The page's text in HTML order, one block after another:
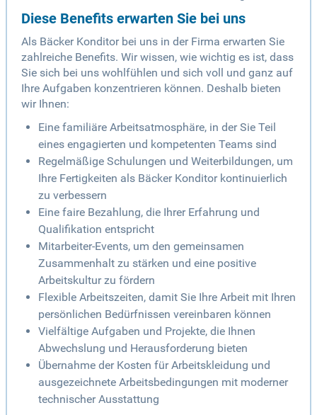
Diese Benefits erwarten Sie bei uns
Als Bäcker Konditor bei uns in der Firma erwarten Sie
zahlreiche Benefits. Wir wissen, wie wichtig es ist, dass
Sie sich bei uns wohlfühlen und sich voll und ganz auf
Ihre Aufgaben konzentrieren können. Deshalb bieten
wir Ihnen:
Eine familiäre Arbeitsatmosphäre, in der Sie Teil
eines engagierten und kompetenten Teams sind
Regelmäßige Schulungen und Weiterbildungen, um
Ihre Fertigkeiten als Bäcker Konditor kontinuierlich
zu verbessern
Eine faire Bezahlung, die Ihrer Erfahrung und
Qualifikation entspricht
Mitarbeiter-Events, um den gemeinsamen
Zusammenhalt zu stärken und eine positive
Arbeitskultur zu fördern
Flexible Arbeitszeiten, damit Sie Ihre Arbeit mit Ihren
persönlichen Bedürfnissen vereinbaren können
Vielfältige Aufgaben und Projekte, die Ihnen
Abwechslung und Herausforderung bieten
Übernahme der Kosten für Arbeitskleidung und
ausgezeichnete Arbeitsbedingungen mit moderner
technischer Ausstattung